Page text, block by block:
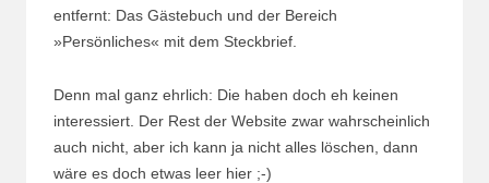
entfernt: Das Gästebuch und der Bereich
»Persönliches« mit dem Steckbrief.
Denn mal ganz ehrlich: Die haben doch eh keinen
interessiert. Der Rest der Website zwar wahrscheinlich
auch nicht, aber ich kann ja nicht alles löschen, dann
wäre es doch etwas leer hier ;-)